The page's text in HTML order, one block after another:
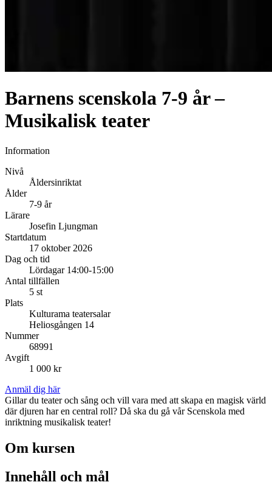
Barnens scenskola 7-9 år –
Musikalisk teater
Information
Nivå
Åldersinriktat
Ålder
7-9 år
Lärare
Josefin Ljungman
Startdatum
17 oktober 2026
Dag och tid
Lördagar 14:00-15:00
Antal tillfällen
5 st
Plats
Kulturama teatersalar
Heliosgången 14
Nummer
68991
Avgift
1 000 kr
Anmäl dig här
Gillar du teater och sång och vill vara med att skapa en magisk värld
där djuren har en central roll? Då ska du gå vår Scenskola med
inriktning musikalisk teater!
Om kursen
Innehåll och mål